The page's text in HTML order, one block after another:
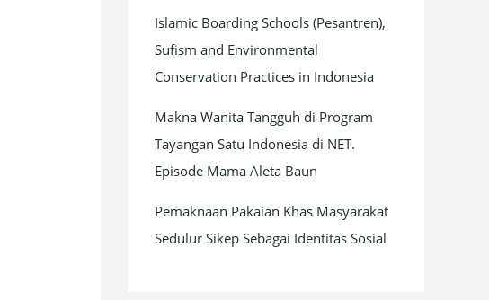
Islamic Boarding Schools (Pesantren),
Sufism and Environmental
Conservation Practices in Indonesia
Makna Wanita Tangguh di Program
Tayangan Satu Indonesia di NET.
Episode Mama Aleta Baun
Pemaknaan Pakaian Khas Masyarakat
Sedulur Sikep Sebagai Identitas Sosial